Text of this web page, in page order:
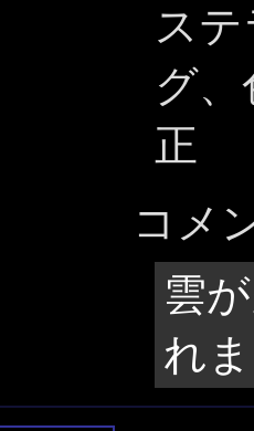
ス
グ
正
コメ
雲
れ